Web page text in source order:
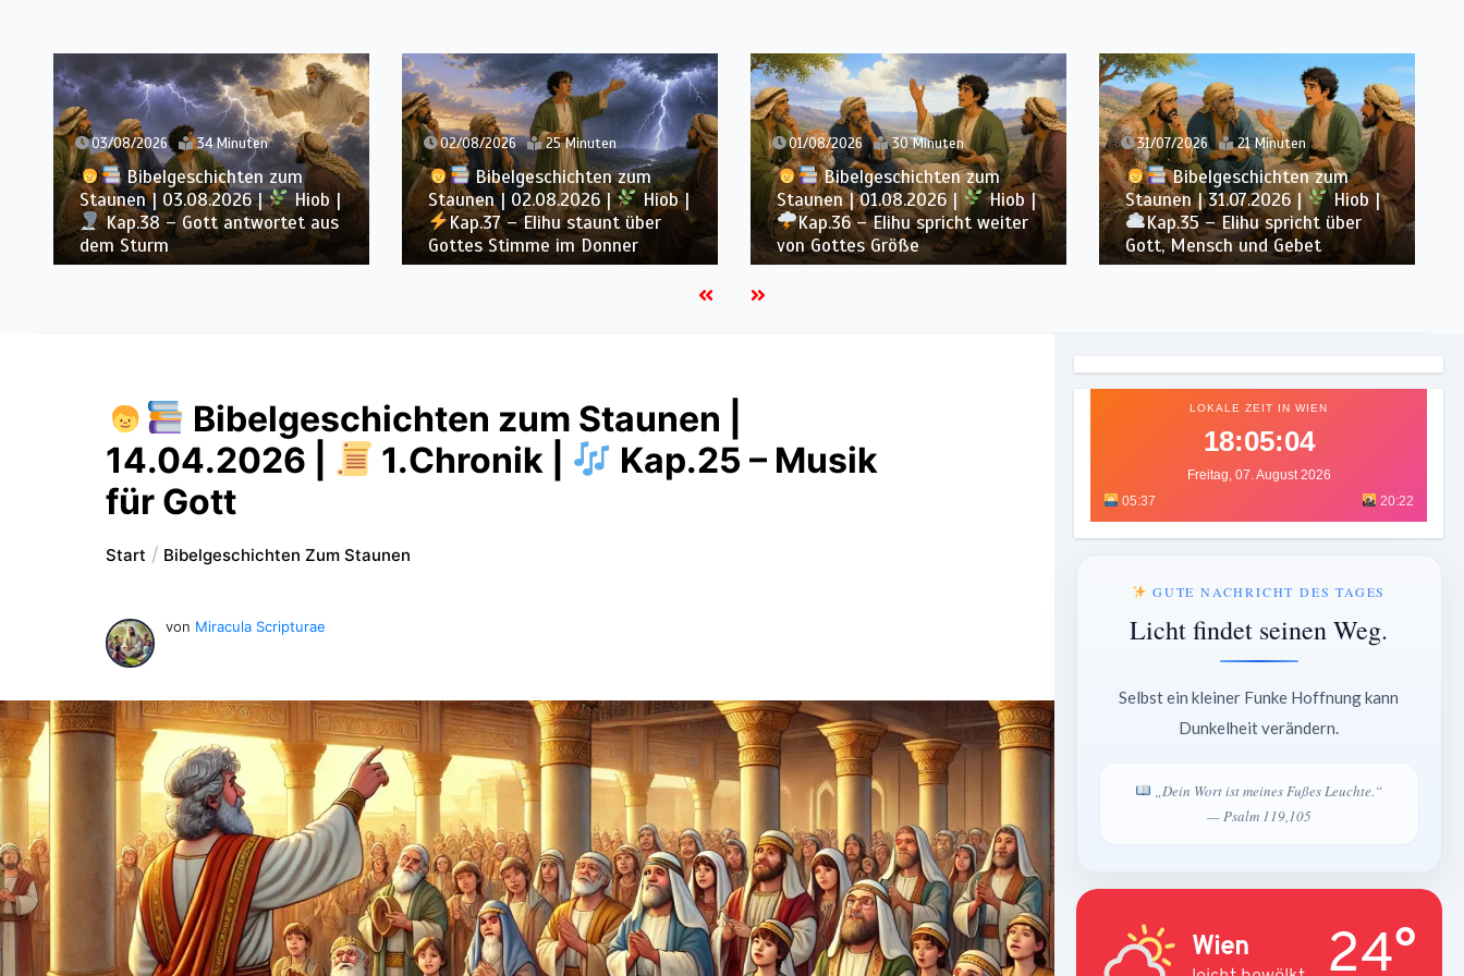
02/08/2026 25 Minuten
Bibelgeschichten zum
Staunen | 02.08.2026 |
Hiob |
Kap.37 – Elihu staunt über
Gottes Stimme im Donner
01/08/2026 30 Minuten
Bibelgeschichten zum
Staunen | 01.08.2026 |
Hiob |
Kap.36 – Elihu spricht weiter
von Gottes Größe
31/07/2026 21 Minuten
Bibelgeschichten zum
Staunen | 31.07.2026 |
Hiob |
Kap.35 – Elihu spricht über
Gott, Mensch und Gebet
30/07/2026 23 Minuten
Bibelgeschichten zum
Staunen | 30.07.2026 |
Hiob |
Kap.34 – Elihu spricht über
Gottes Gerechtigkeit
Bibelgeschichten zum Staunen |
14.04.2026 |
1.Chronik |
Kap.25 – Musik
für Gott
Start Bibelgeschichten Zum Staunen
von Miracula Scripturae
LOKALE ZEIT IN WIEN
18:05:07
Freitag, 07. August 2026
05:37
20:22
GUTE NACHRICHT DES TAGES
Licht findet seinen Weg.
Selbst ein kleiner Funke Hoffnung kann
Dunkelheit verändern.
„Dein Wort ist meines Fußes Leuchte.“
— Psalm 119,105
Wien 24°